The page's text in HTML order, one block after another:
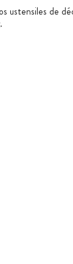
ustensiles de
.